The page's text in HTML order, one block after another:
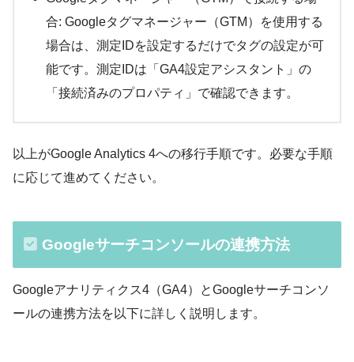
合: Googleタグマネージャー（GTM）を使用する
場合は、測定IDを設定するだけでタグの設定が可
能です。測定IDは「GA4設定アシスタント」の
「接続済みのプロパティ」で確認できます。
以上がGoogle Analytics 4への移行手順です。必要な手順
に応じて進めてください。
Googleサーチコンソールの連携方法
Googleアナリティクス4（GA4）とGoogleサーチコンソ
ールの連携方法を以下に詳しく説明します。